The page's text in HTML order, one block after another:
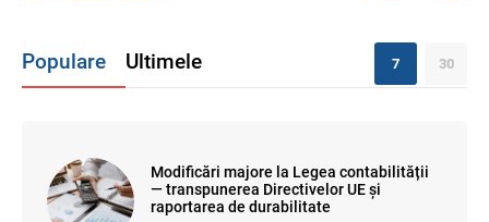
Populare Ultimele 7 30
Modificări majore la Legea contabilității
— transpunerea Directivelor UE și
raportarea de durabilitate